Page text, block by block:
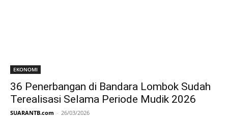
EKONOMI
36 Penerbangan di Bandara Lombok Sudah
Terealisasi Selama Periode Mudik 2026
SUARANTB.com - 26/03/2026